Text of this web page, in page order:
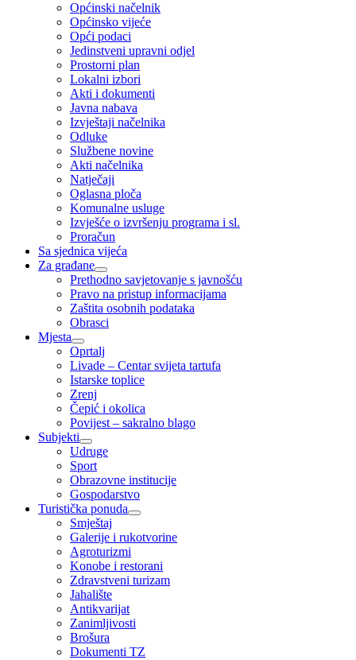
Općinski načelnik
Općinsko vijeće
Opći podaci
Jedinstveni upravni odjel
Prostorni plan
Lokalni izbori
Akti i dokumenti
Javna nabava
Izvještaji načelnika
Odluke
Službene novine
Akti načelnika
Natječaji
Oglasna ploča
Komunalne usluge
Izvješće o izvršenju programa i sl.
Proračun
Sa sjednica vijeća
Za građane
Prethodno savjetovanje s javnošću
Pravo na pristup informacijama
Zaštita osobnih podataka
Obrasci
Mjesta
Oprtalj
Livade – Centar svijeta tartufa
Istarske toplice
Zrenj
Čepić i okolica
Povijest – sakralno blago
Subjekti
Udruge
Sport
Obrazovne institucije
Gospodarstvo
Turistička ponuda
Smještaj
Galerije i rukotvorine
Agroturizmi
Konobe i restorani
Zdravstveni turizam
Jahalište
Antikvarijat
Zanimljivosti
Brošura
Dokumenti TZ